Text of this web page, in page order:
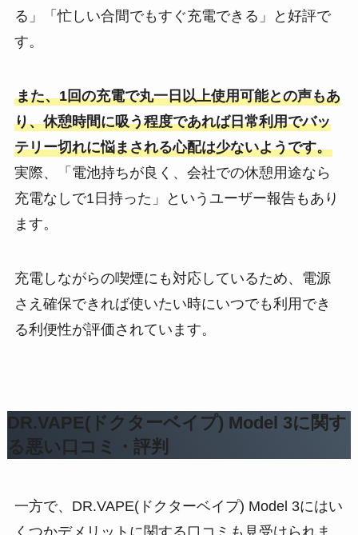
る」「忙しい合間でもすぐ充電できる」と好評で
す。
また、1回の充電で丸一日以上使用可能との声もあ
り、休憩時間に吸う程度であれば日常利用でバッ
テリー切れに悩まされる心配は少ないようです​。
実際、「電池持ちが良く、会社での休憩用途なら
充電なしで1日持った」というユーザー報告もあり
ます。
充電しながらの喫煙にも対応しているため、電源
さえ確保できれば使いたい時にいつでも利用でき
る利便性が評価されています。
DR.VAPE(ドクターベイプ) Model 3に関す
る悪い口コミ・評判
一方で、DR.VAPE(ドクターベイプ) Model 3にはい